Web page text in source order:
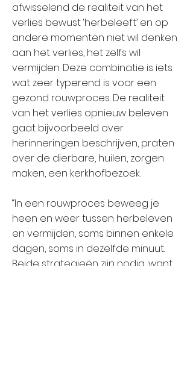
afwisselend de realiteit van het
verlies bewust ‘herbeleeft’ en op
andere momenten niet wil denken
aan het verlies, het zelfs wil
vermijden. Deze combinatie is iets
wat zeer typerend is voor een
gezond rouwproces. De realiteit
van het verlies opnieuw beleven
gaat bijvoorbeeld over
herinneringen beschrijven, praten
over de dierbare, huilen, zorgen
maken, een kerkhofbezoek.
“In een rouwproces beweeg je
heen en weer tussen herbeleven
en vermijden, soms binnen enkele
dagen, soms in dezelfde minuut.
Beide strategieën zijn nodig, want